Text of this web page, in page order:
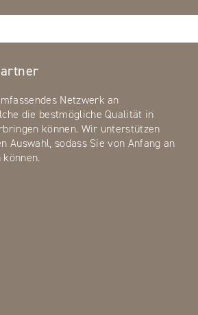
Netzwerk an
die bestmögliche Qualität in
können. Wir unterstützen
Auswahl, sodass Sie von Anfang an